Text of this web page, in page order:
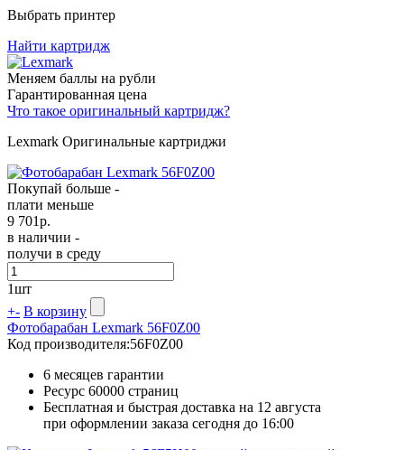
Выбрать принтер
Найти картридж
Меняем баллы на рубли
Гарантированная цена
Что такое оригинальный картридж?
Lexmark Оригинальные картриджи
Покупай больше -
плати меньше
9 701р.
в наличии -
получи в среду
1шт
+- В корзину
Фотобарабан Lexmark 56F0Z00
Код производителя:56F0Z00
6 месяцев гарантии
Ресурс 60000 страниц
Бесплатная и быстрая доставка на 12 августа
при оформлении заказа сегодня до 16:00